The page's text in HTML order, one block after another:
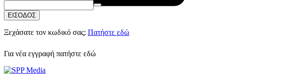
ΕΙΣΟΔΟΣ
Ξεχάσατε τον κωδικό σας; Πατήστε εδώ
Για νέα εγγραφή πατήστε εδώ